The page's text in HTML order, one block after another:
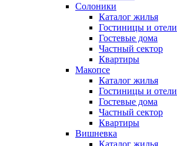
Солоники
Каталог жилья
Гостиницы и отели
Гостевые дома
Частный сектор
Квартиры
Макопсе
Каталог жилья
Гостиницы и отели
Гостевые дома
Частный сектор
Квартиры
Вишневка